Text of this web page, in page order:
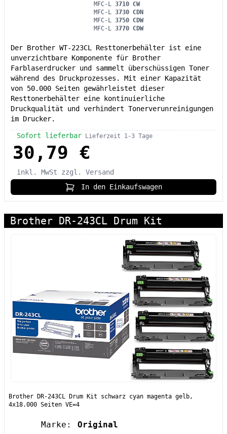
MFC-L 3710 CW
MFC-L 3730 CDN
MFC-L 3750 CDW
MFC-L 3770 CDW
Der Brother WT-223CL Resttonerbehälter ist eine
unverzichtbare Komponente für Brother
Farblaserdrucker und sammelt überschüssigen Toner
während des Druckprozesses. Mit einer Kapazität
von 50.000 Seiten gewährleistet dieser
Resttonerbehälter eine kontinuierliche
Druckqualität und verhindert Tonerverunreinigungen
im Drucker.
Sofort lieferbar Lieferzeit 1-3 Tage
30,79 €
inkl. MwSt
zzgl. Versand
In den Einkaufswagen
Brother DR-243CL Drum Kit
Brother DR-243CL Drum Kit schwarz cyan magenta gelb,
4x18.000 Seiten VE=4
Marke:
Original